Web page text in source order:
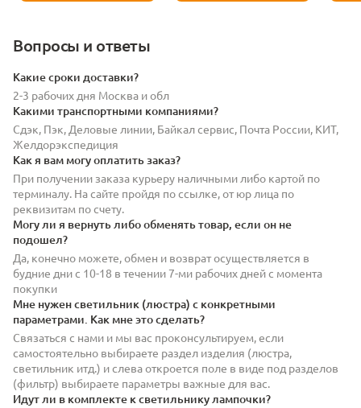
Вопросы и ответы
Какие сроки доставки?
2-3 рабочих дня Москва и обл
Какими транспортными компаниями?
Сдэк, Пэк, Деловые линии, Байкал сервис, Почта России, КИТ,
Желдорэкспедиция
Как я вам могу оплатить заказ?
При получении заказа курьеру наличными либо картой по
терминалу. На сайте пройдя по ссылке, от юр лица по
реквизитам по счету.
Могу ли я вернуть либо обменять товар, если он не
подошел?
Да, конечно можете, обмен и возврат осуществляется в
будние дни с 10-18 в течении 7-ми рабочих дней с момента
покупки
Мне нужен светильник (люстра) с конкретными
параметрами. Как мне это сделать?
Связаться с нами и мы вас проконсультируем, если
самостоятельно выбираете раздел изделия (люстра,
светильник итд.) и слева откроется поле в виде под разделов
(фильтр) выбираете параметры важные для вас.
Идут ли в комплекте к светильнику лампочки?